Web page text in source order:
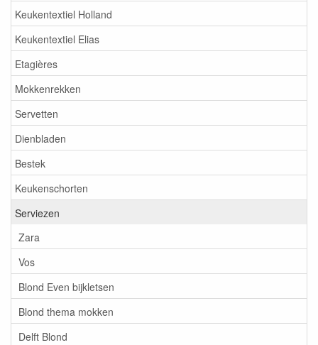
Keukentextiel Holland
Keukentextiel Elias
Etagières
Mokkenrekken
Servetten
Dienbladen
Bestek
Keukenschorten
Serviezen
Zara
Vos
Blond Even bijkletsen
Blond thema mokken
Delft Blond